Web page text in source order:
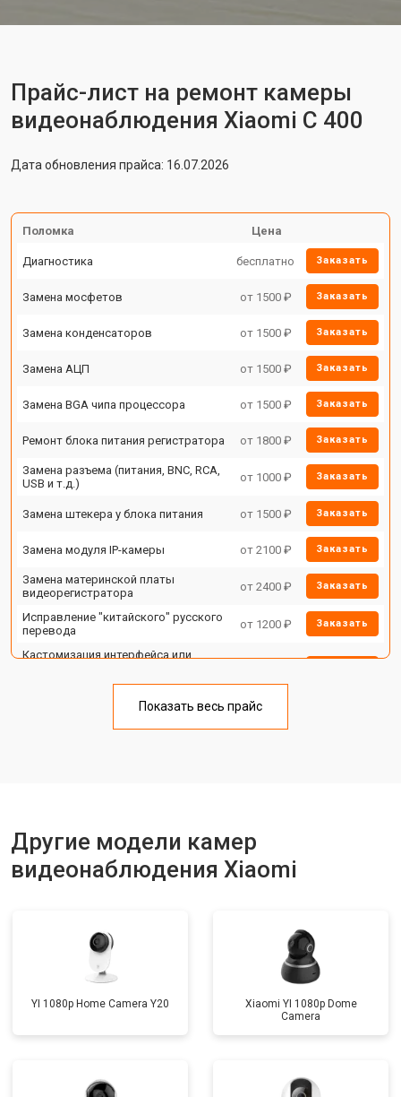
Прайс-лист на ремонт камеры
видеонаблюдения Xiaomi C 400
Дата обновления прайса: 16.07.2026
Поломка Цена
Диагностика бесплатно Заказать
Замена мосфетов от 1500 ₽ Заказать
Замена конденсаторов от 1500 ₽ Заказать
Замена АЦП от 1500 ₽ Заказать
Замена BGA чипа процессора от 1500 ₽ Заказать
Ремонт блока питания регистратора от 1800 ₽ Заказать
Замена разъема (питания, BNC, RCA,
USB и т.д.)
от 1000 ₽ Заказать
Замена штекера у блока питания от 1500 ₽ Заказать
Замена модуля IP-камеры от 2100 ₽ Заказать
Замена материнской платы
видеорегистратора
от 2400 ₽ Заказать
Исправление "китайского" русского
перевода
от 1200 ₽ Заказать
Кастомизация интерфейса или
видеорегистратора
Сброс пароля регистратора/IP
от 1100 ₽
Показать весь прайс
Другие модели камер
видеонаблюдения Xiaomi
YI 1080p Home Camera Y20
Xiaomi YI 1080p Dome
Camera